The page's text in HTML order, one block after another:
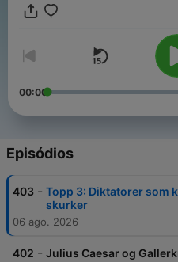
00:00
Episódios
403 - Topp 3: Diktatorer som
skurker
06 ago. 2026
402 - Julius Caesar og